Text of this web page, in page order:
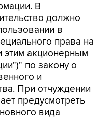
в
права на
акционерным
по закону о
и
При отчуждении
предусмотреть
вида
модернизации его
акций